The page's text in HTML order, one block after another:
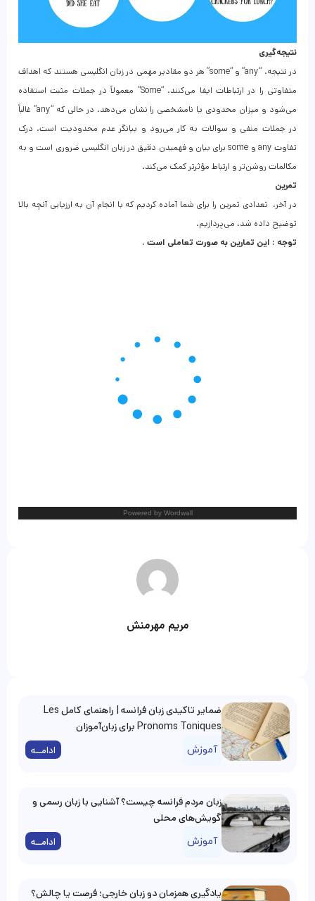
نتیجه‌گیری
در نتیجه، “any” و “some” هر دو مقادیر مهمی در زبان انگلیسی هستند که اهداف
متفاوتی را در ارتباطات ایفا می‌کنند. “Some” معمولاً در جملات مثبت استفاده
می‌شود و میزان محدودی یا نامشخصی را نشان می‌دهد، در حالی که “any” غالباً
در جملات منفی و سوالات به کار می‌رود و بیانگر عدم محدودیت است. درک
تفاوت any و some برای بیان و فهمیدن دقیق در زبان انگلیسی ضروری است و به
مکالمات روشن‌تر و ارتباط مؤثرتر کمک می‌کند.
تمرین
در آخر، تعدادی تمرین را برای شما آماده کردیم که با انجام آن به ارزیابی آنچه بالا
توضیح داده شد، می‌پردازیم.
توجه : این تمارین به صورت تعاملی است .
مریم مهرمنش
ضمایر تاکیدی زبان فرانسه | راهنمای کامل Les
Pronoms Toniques برای زبان‌آموزان
آموزش ادامــه
زبان مردم فرانسه چیست؟ آشنایی با زبان رسمی و
گویش‌های محلی
آموزش ادامــه
یادگیری همزمان دو زبان خارجی؛ فرصت یا چالش؟